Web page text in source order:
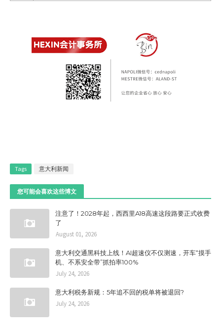
Tags 意大利新闻
您可能会喜欢这些博文
注意了！2028年起，西西里A18高速这段路要正式收费
了
August 01, 2026
意大利交通黑科技上线！AI超速仪不仅测速，开车“摸手
机、不系安全带”抓拍率100%
July 24, 2026
意大利税务新规：5年追不回的税单将被退回?
July 24, 2026